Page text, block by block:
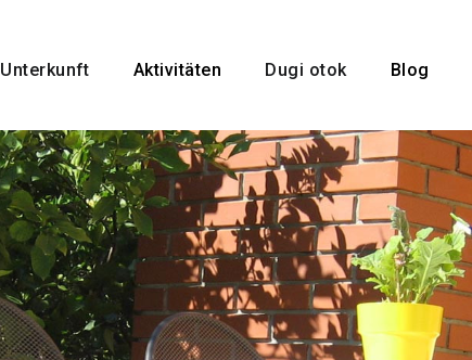
Unterkunft Aktivitäten Dugi otok Blog